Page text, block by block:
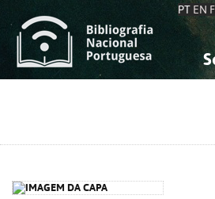
PT EN